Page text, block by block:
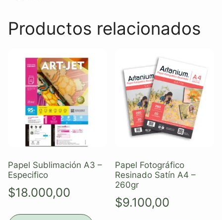
Productos relacionados
Papel Sublimación A3 –
Especifico
$18.000,00
Papel Fotográfico
Resinado Satín A4 –
260gr
$9.100,00